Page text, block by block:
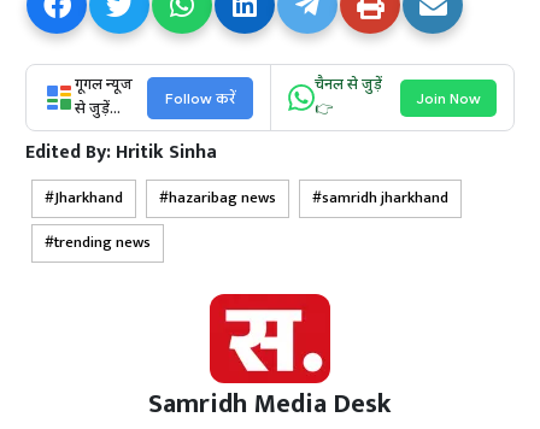
गूगल न्यूज
से जुड़ें...
Follow करें
चैनल से जुड़ें
👉
Join Now
Edited By:Hritik Sinha
Jharkhand hazaribag news
samridh jharkhand
trending news
Samridh Media Desk